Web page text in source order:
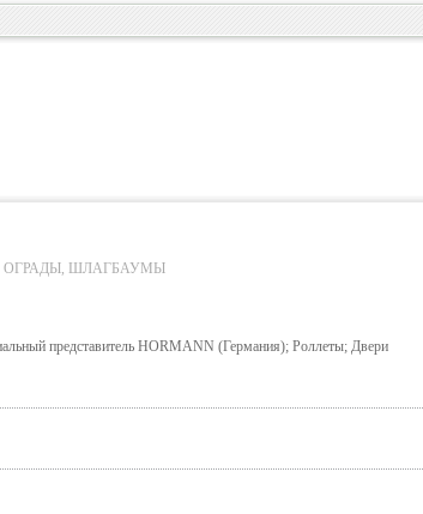
ОГРАДЫ, ШЛАГБАУМЫ
представитель HORMANN (Германия); Роллеты; Двери